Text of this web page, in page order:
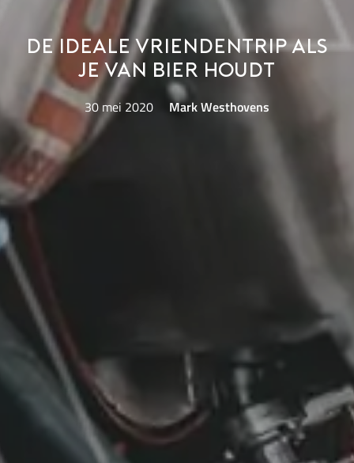
De ideale vriendentrip als
je van bier houdt
30 mei 2020 Mark Westhovens